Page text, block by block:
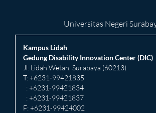
Universitas Negeri
Kampus Lidah
Gedung Disability Innovation Center (DIC)
Jl. Lidah Wetan, Surabaya (60213)
T: +6231-99421835
: +6231-99421834
: +6231-99421837
F: +6231-99424002